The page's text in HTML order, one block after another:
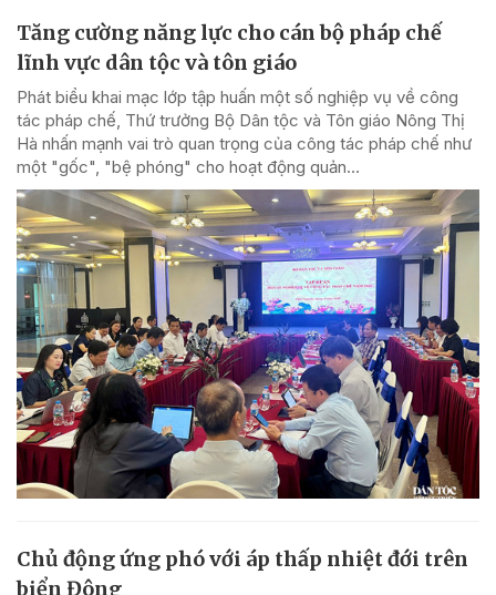
Tăng cường năng lực cho cán bộ pháp chế
lĩnh vực dân tộc và tôn giáo
Phát biểu khai mạc lớp tập huấn một số nghiệp vụ về công
tác pháp chế, Thứ trưởng Bộ Dân tộc và Tôn giáo Nông Thị
Hà nhấn mạnh vai trò quan trọng của công tác pháp chế như
một "gốc", "bệ phóng" cho hoạt động quản...
Chủ động ứng phó với áp thấp nhiệt đới trên
biển Đông